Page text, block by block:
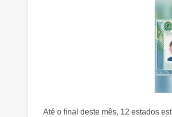
Até o final deste mês, 12 estados